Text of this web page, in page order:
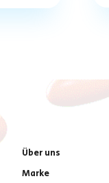
Über uns
Marke